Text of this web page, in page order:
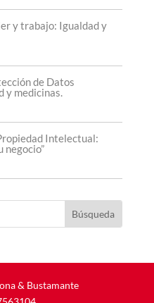
y trabajo: Igualdad y
de Datos
y medicinas.
Intelectual:
& Bustamante